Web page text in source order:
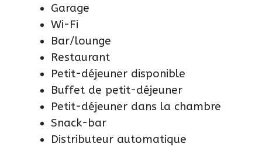
Garage
Wi-Fi
Bar/lounge
Restaurant
Petit-déjeuner disponible
Buffet de petit-déjeuner
Petit-déjeuner dans la chambre
Snack-bar
Distributeur automatique